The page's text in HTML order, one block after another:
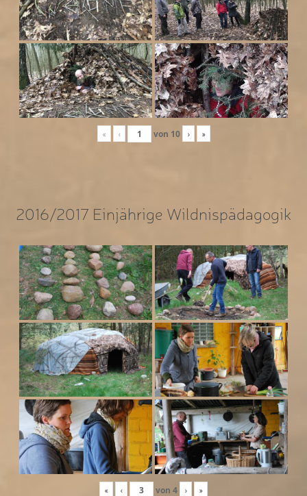
« ‹ von 10 › »
2016/2017 Einjährige Wildnispädagogik
« ‹ von 4 › »